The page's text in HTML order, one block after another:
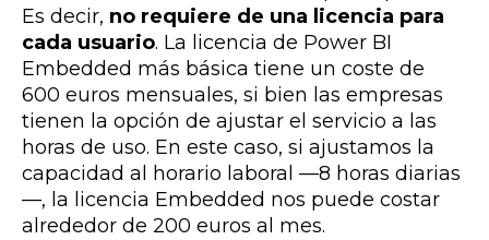
Es decir, no requiere de una licencia para
cada usuario. La licencia de Power BI
Embedded más básica tiene un coste de
600 euros mensuales, si bien las empresas
tienen la opción de ajustar el servicio a las
horas de uso. En este caso, si ajustamos la
capacidad al horario laboral —8 horas diarias
—, la licencia Embedded nos puede costar
alrededor de 200 euros al mes.